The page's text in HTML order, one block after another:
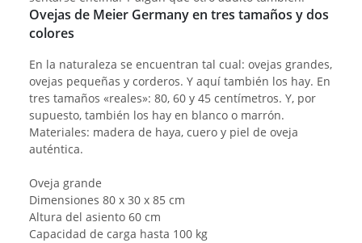
Ovejas de Meier Germany en tres tamaños y dos
colores
En la naturaleza se encuentran tal cual: ovejas grandes,
ovejas pequeñas y corderos. Y aquí también los hay. En
tres tamaños «reales»: 80, 60 y 45 centímetros. Y, por
supuesto, también los hay en blanco o marrón.
Materiales: madera de haya, cuero y piel de oveja
auténtica.
Oveja grande
Dimensiones 80 x 30 x 85 cm
Altura del asiento 60 cm
Capacidad de carga hasta 100 kg